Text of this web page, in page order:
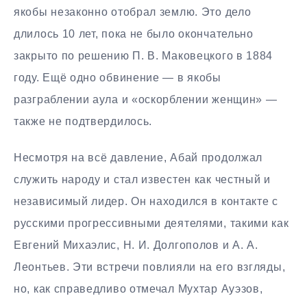
якобы незаконно отобрал землю. Это дело
длилось 10 лет, пока не было окончательно
закрыто по решению П. В. Маковецкого в 1884
году. Ещё одно обвинение — в якобы
разграблении аула и «оскорблении женщин» —
также не подтвердилось.
Несмотря на всё давление, Абай продолжал
служить народу и стал известен как честный и
независимый лидер. Он находился в контакте с
русскими прогрессивными деятелями, такими как
Евгений Михаэлис, Н. И. Долгополов и А. А.
Леонтьев. Эти встречи повлияли на его взгляды,
но, как справедливо отмечал Мухтар Ауэзов,